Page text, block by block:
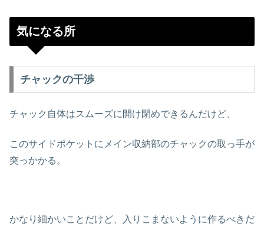
気になる所
チャックの干渉
チャック自体はスムーズに開け閉めできるんだけど、
このサイドポケットにメイン収納部のチャックの取っ手が
突っかかる。
かなり細かいことだけど、入りこまないように作るべきだ